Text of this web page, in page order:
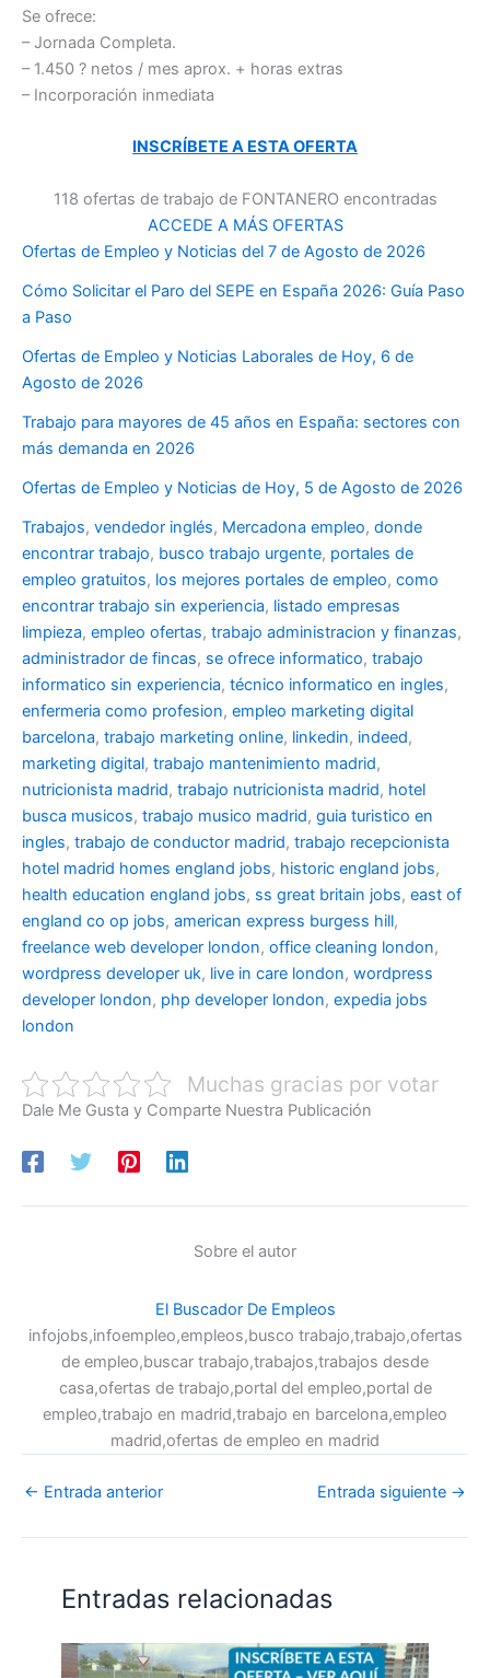
Se ofrece:
– Jornada Completa.
– 1.450 ? netos / mes aprox. + horas extras
– Incorporación inmediata
INSCRÍBETE A ESTA OFERTA
118 ofertas de trabajo de FONTANERO encontradas
ACCEDE A MÁS OFERTAS
Ofertas de Empleo y Noticias del 7 de Agosto de 2026
Cómo Solicitar el Paro del SEPE en España 2026: Guía Paso
a Paso
Ofertas de Empleo y Noticias Laborales de Hoy, 6 de
Agosto de 2026
Trabajo para mayores de 45 años en España: sectores con
más demanda en 2026
Ofertas de Empleo y Noticias de Hoy, 5 de Agosto de 2026
Trabajos, vendedor inglés, Mercadona empleo, donde
encontrar trabajo, busco trabajo urgente, portales de
empleo gratuitos, los mejores portales de empleo, como
encontrar trabajo sin experiencia, listado empresas
limpieza, empleo ofertas, trabajo administracion y finanzas,
administrador de fincas, se ofrece informatico, trabajo
informatico sin experiencia, técnico informatico en ingles,
enfermeria como profesion, empleo marketing digital
barcelona, trabajo marketing online, linkedin, indeed,
marketing digital, trabajo mantenimiento madrid,
nutricionista madrid, trabajo nutricionista madrid, hotel
busca musicos, trabajo musico madrid, guia turistico en
ingles, trabajo de conductor madrid, trabajo recepcionista
hotel madrid homes england jobs, historic england jobs,
health education england jobs, ss great britain jobs, east of
england co op jobs, american express burgess hill,
freelance web developer london, office cleaning london,
wordpress developer uk, live in care london, wordpress
developer london, php developer london, expedia jobs
london
Muchas gracias por votar
Dale Me Gusta y Comparte Nuestra Publicación
Sobre el autor
El Buscador De Empleos
infojobs,infoempleo,empleos,busco trabajo,trabajo,ofertas
de empleo,buscar trabajo,trabajos,trabajos desde
casa,ofertas de trabajo,portal del empleo,portal de
empleo,trabajo en madrid,trabajo en barcelona,empleo
madrid,ofertas de empleo en madrid
← Entrada anterior Entrada siguiente →
Entradas relacionadas